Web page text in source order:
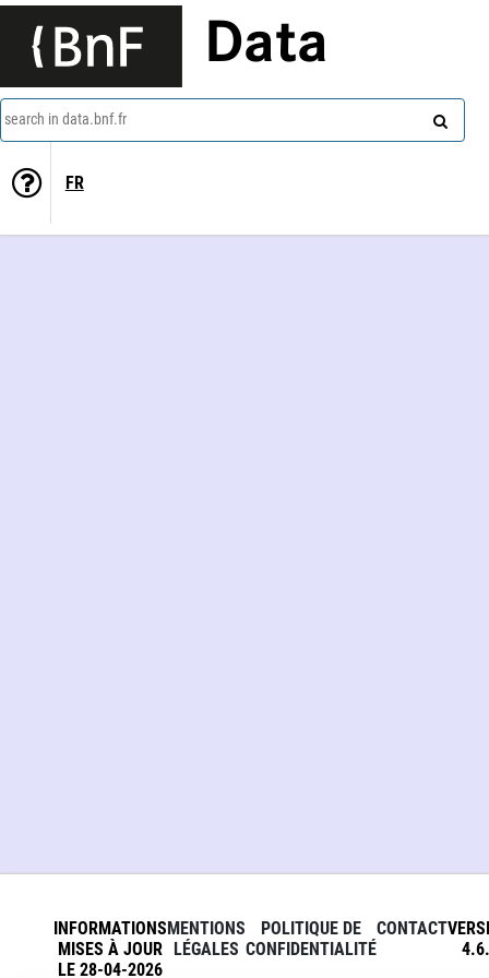
Data
search in data.bnf.fr
FR
INFORMATIONS
MISES À JOUR
LE 28-04-2026
MENTIONS
LÉGALES
POLITIQUE DE
CONFIDENTIALITÉ
CONTACT